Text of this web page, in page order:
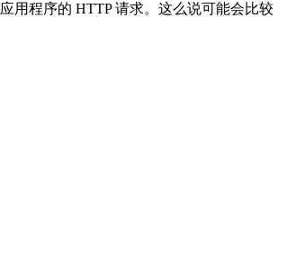
用程序的 HTTP 请求。这么说可能会比较